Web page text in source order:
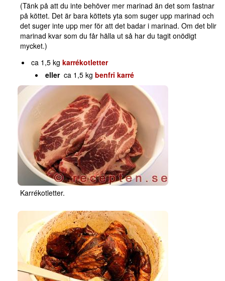
(Tänk på att du inte behöver mer marinad än det som fastnar
på köttet. Det är bara köttets yta som suger upp marinad och
det suger inte upp mer för att det badar i marinad. Om det blir
marinad kvar som du får hälla ut så har du tagit onödigt
mycket.)
ca 1,5 kgkarrékotletter
ellerca 1,5 kgbenfri karré
Karrékotletter.